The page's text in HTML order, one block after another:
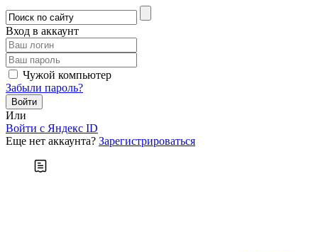
Вход в аккаунт
Чужой компьютер
Забыли пароль?
Или
Войти c Яндекс ID
Еще нет аккаунта? Зарегистрироваться